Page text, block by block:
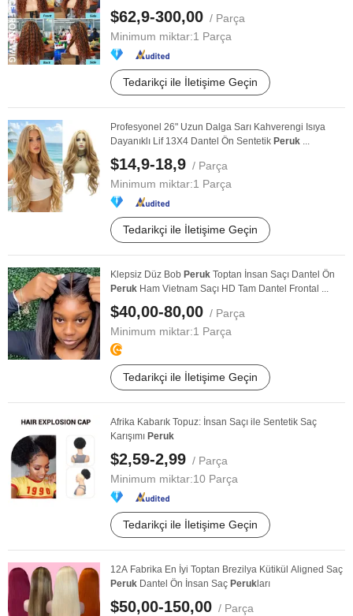
$62,9-300,00 / Parça
Minimum miktar:1 Parça
Tedarikçi ile İletişime Geçin
Profesyonel 26" Uzun Dalga Sarı Kahverengi Isıya
Dayanıklı Lif 13X4 Dantel Ön Sentetik Peruk ...
$14,9-18,9 / Parça
Minimum miktar:1 Parça
Tedarikçi ile İletişime Geçin
Klepsiz Düz Bob Peruk Toptan İnsan Saçı Dantel Ön
Peruk Ham Vietnam Saçı HD Tam Dantel Frontal ...
$40,00-80,00 / Parça
Minimum miktar:1 Parça
Tedarikçi ile İletişime Geçin
Afrika Kabarık Topuz: İnsan Saçı ile Sentetik Saç
Karışımı Peruk
$2,59-2,99 / Parça
Minimum miktar:10 Parça
Tedarikçi ile İletişime Geçin
12A Fabrika En İyi Toptan Brezilya Kütikül Aligned Saç
Peruk Dantel Ön İnsan Saç Peruk ları
$50,00-150,00 / Parça